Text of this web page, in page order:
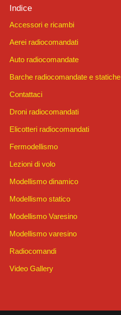
Indice
Accessori e ricambi
Aerei radiocomandati
Auto radiocomandate
Barche radiocomandate e statiche
Contattaci
Droni radiocomandati
Elicotteri radiocomandati
Fermodellismo
Lezioni di volo
Modellismo dinamico
Modellismo statico
Modellismo Varesino
Modellismo varesino
Radiocomandi
Video Gallery